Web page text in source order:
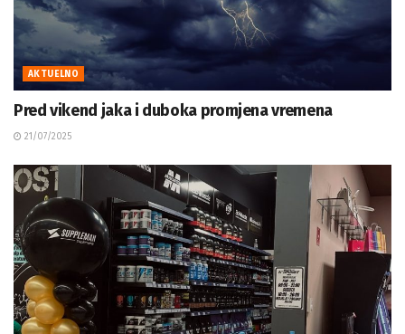
AKTUELNO
Pred vikend jaka i duboka promjena vremena
21/07/2025